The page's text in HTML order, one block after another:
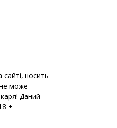
сайті, носить
може
Даний
+